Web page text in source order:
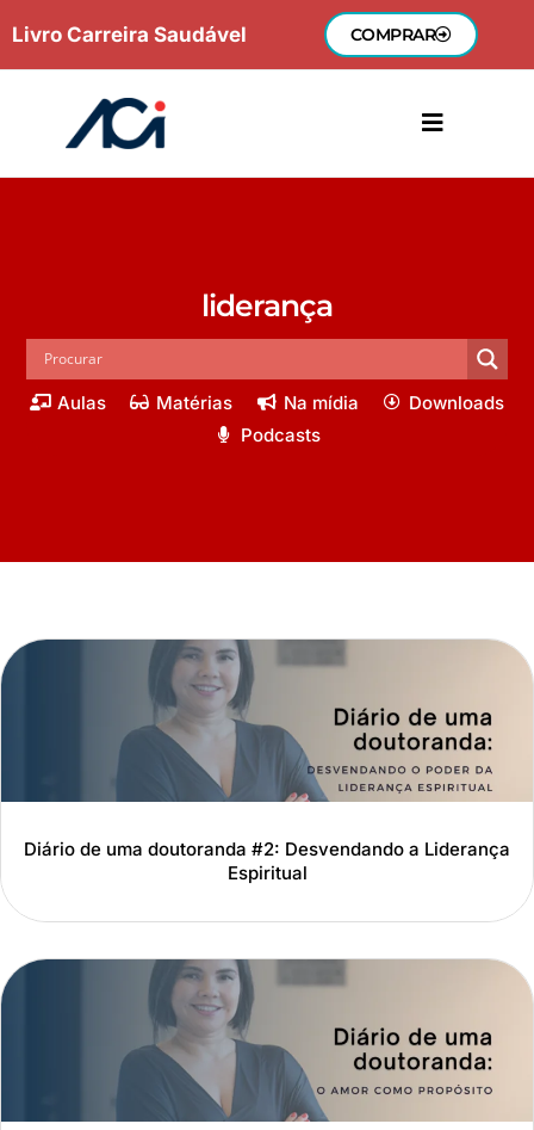
para
Livro Carreira Saudável COMPRAR
liderança
Aulas Matérias Na mídia
Downloads
Podcasts
Diário de uma doutoranda #2: Desvendando a Liderança
Espiritual